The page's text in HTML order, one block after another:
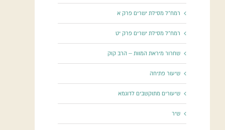
רמח"ל מסילת ישרים פרק א
רמח"ל מסילת ישרים פרק יט
שחרור מיראת המוות – הרב קוק
שיעור פתיחה
שיעורים מתוקשבים לדוגמא
שיר